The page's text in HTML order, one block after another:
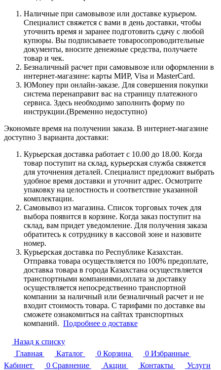
Наличные при самовывозе или доставке курьером.
Специалист свяжется с вами в день доставки, чтобы
уточнить время и заранее подготовить сдачу с любой
купюры. Вы подписываете товаросопроводительные
документы, вносите денежные средства, получаете
товар и чек.
Безналичный расчет при самовывозе или оформлении в
интернет-магазине: карты МИР, Visa и MasterCard.
ЮMoney при онлайн-заказе. Для совершения покупки
система перенаправит вас на страницу платежного
сервиса. Здесь необходимо заполнить форму по
инструкции.(Временно недоступно)
Экономьте время на получении заказа. В интернет-магазине
доступно 3 варианта доставки:
Курьерская доставка работает с 10.00 до 18.00. Когда
товар поступит на склад, курьерская служба свяжется
для уточнения деталей. Специалист предложит выбрать
удобное время доставки и уточнит адрес. Осмотрите
упаковку на целостность и соответствие указанной
комплектации.
Самовывоз из магазина. Список торговых точек для
выбора появится в корзине. Когда заказ поступит на
склад, вам придет уведомление. Для получения заказа
обратитесь к сотруднику в кассовой зоне и назовите
номер.
Курьерская доставка по Республике Казахстан.
Отправка товара осуществляется по 100% предоплате,
доставка товара в города Казахстана осуществляется
транспортными компаниями,оплата за доставку
осуществляется непосредственно транспортной
компании за наличный или безналичный расчет и не
входит стоимость товара. С тарифами по доставке вы
сможете ознакомиться на сайтах транспортных
компаний. Подробнее о доставке
Назад к списку
Главная
Каталог 0 Корзина 0 Избранные
Кабинет
0 Сравнение Акции Контакты
Услуги